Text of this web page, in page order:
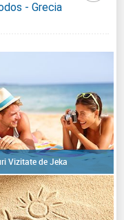
- Grecia
Vizitate de Jeka